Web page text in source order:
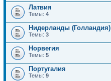
Латвия
Темы: 4
Нидерланды (Голландия)
Темы: 3
Норвегия
Темы: 5
Португалия
Темы: 9